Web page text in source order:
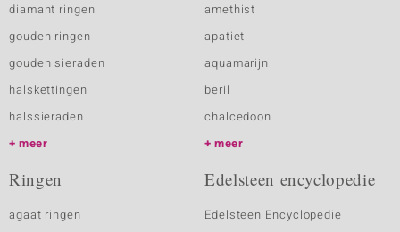
diamant ringen
gouden ringen
gouden sieraden
halskettingen
halssieraden
meer
amethist
apatiet
aquamarijn
beril
chalcedoon
meer
Ringen
agaat ringen
Edelsteen encyclopedie
Edelsteen Encyclopedie